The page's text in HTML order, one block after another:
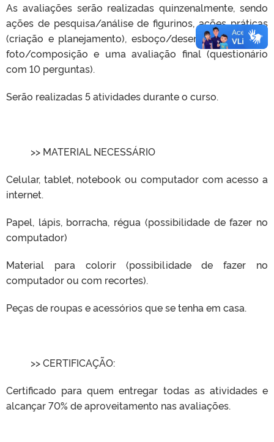
As avaliações serão realizadas quinzenalmente, sendo
ações de pesquisa/análise de figurinos, ações práticas
(criação e planejamento), esboço/desenho de figurino,
foto/composição e uma avaliação final (questionário
com 10 perguntas).
Serão realizadas 5 atividades durante o curso.
>> MATERIAL NECESSÁRIO
Celular, tablet, notebook ou computador com acesso a
internet.
Papel, lápis, borracha, régua (possibilidade de fazer no
computador)
Material para colorir (possibilidade de fazer no
computador ou com recortes).
Peças de roupas e acessórios que se tenha em casa.
>> CERTIFICAÇÃO:
Certificado para quem entregar todas as atividades e
alcançar 70% de aproveitamento nas avaliações.